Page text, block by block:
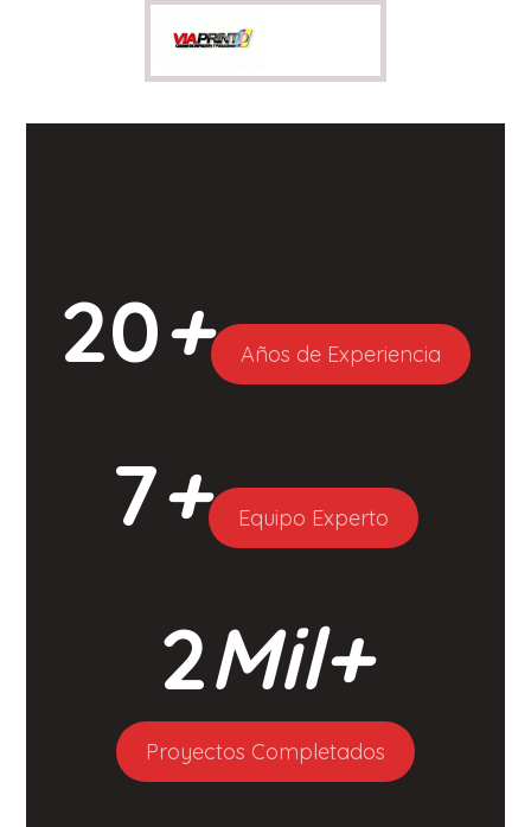
20+ Años de Experiencia
7+ Equipo Experto
2Mil+
Proyectos Completados